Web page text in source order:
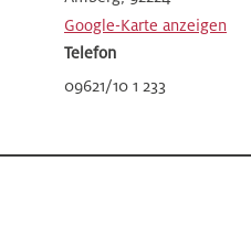
Google-Karte anzeigen
Telefon
09621/10 1 233